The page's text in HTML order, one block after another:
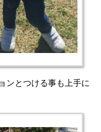
ンとつける事も上手に